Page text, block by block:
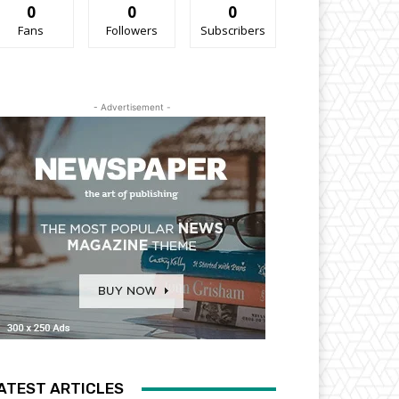
0
Fans
0
Followers
0
Subscribers
- Advertisement -
ARTICLES